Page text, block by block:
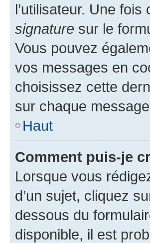
l’utilisateur. Une
signature sur le
Vous pouvez
vos messages en
choisissez cette
sur chaque
Haut
Comment puis-je
Lorsque vous
d’un sujet, cliquez
dessous du
disponible, il est